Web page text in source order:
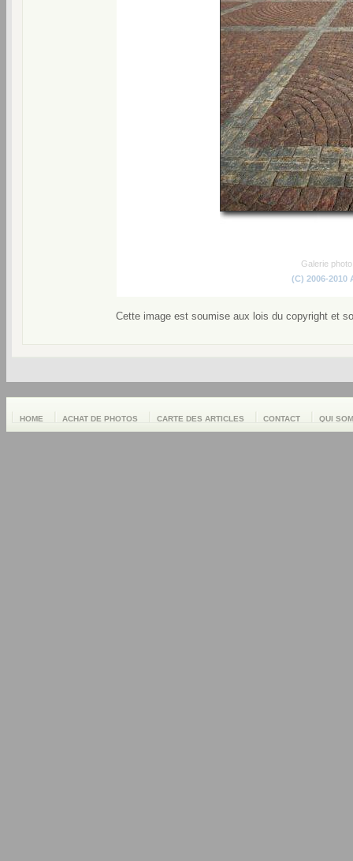
Galerie
(C) 2006-2010
Cette image est soumise aux lois du copyright et
HOME ACHAT DE PHOTOS CARTE DES ARTICLES CONTACT QUI